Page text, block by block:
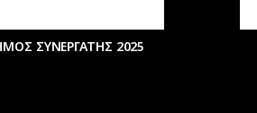
ΣΥΝΕΡΓΑΤΗΣ 2025